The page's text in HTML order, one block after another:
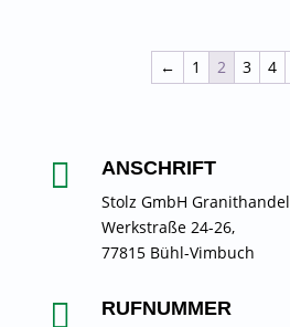
← 1 2 3 4
 ANSCHRIFT
Stolz GmbH Granithandel
Werkstraße 24-26,
77815 Bühl-Vimbuch
 RUFNUMMER